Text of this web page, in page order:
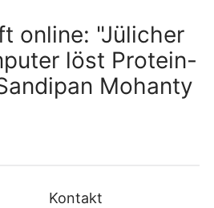
online: "Jülicher
löst Protein-
Mohanty
Kontakt